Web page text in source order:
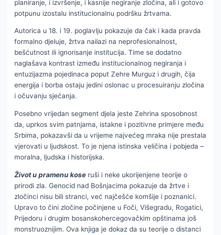
planiranje, i izvršenje, i kasnije negiranje zločina, ali i gotovo
potpunu izostalu institucionalnu podršku žrtvama.
Autorica u 18. i 19. poglavlju pokazuje da čak i kada pravda
formalno djeluje, žrtva nailazi na neprofesionalnost,
bešćutnost ili ignorisanje institucija. Time se dodatno
naglašava kontrast između institucionalnog negiranja i
entuzijazma pojedinaca poput Zehre Murguz i drugih, čija
energija i borba ostaju jedini oslonac u procesuiranju zločina
i očuvanju sjećanja.
Posebno vrijedan segment djela jeste Zehrina sposobnost
da, uprkos svim patnjama, istakne i pozitivne primjere među
Srbima, pokazavši da u vrijeme najvećeg mraka nije prestala
vjerovati u ljudskost. To je njena istinska veličina i pobjeda –
moralna, ljudska i historijska.
Život u pramenu kose ruši i neke ukorijenjene teorije o
prirodi zla. Genocid nad Bošnjacima pokazuje da žrtve i
zločinci nisu bili stranci, već najčešće komšije i poznanici.
Upravo to čini zločine počinjene u Foči, Višegradu, Rogatici,
Prijedoru i drugim bosanskohercegovačkim opštinama još
monstruoznijim. Ova knjiga je dokaz da su teorije o distanci